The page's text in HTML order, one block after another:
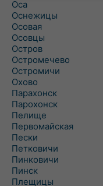
Оса
Оснежицы
Осовая
Осовцы
Остров
Остромечево
Остромичи
Охово
Парахонск
Парохонск
Пелище
Первомайская
Пески
Петковичи
Пинковичи
Пинск
Плещицы